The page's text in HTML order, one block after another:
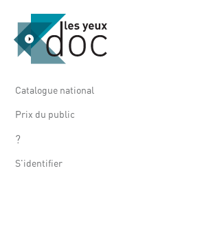
Catalogue national
Prix du public
?
S'identifier